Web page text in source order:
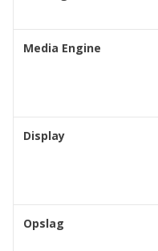
Media Engine
Display
Opslag